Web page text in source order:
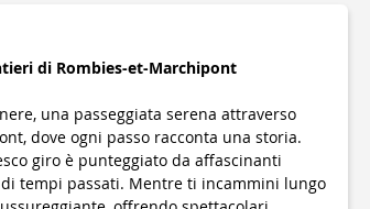
di Rombies-et-Marchipont
una passeggiata serena attraverso
dove ogni passo racconta una storia.
giro è punteggiato da affascinanti
tempi passati. Mentre ti incammini lungo